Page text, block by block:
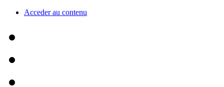
Acceder au contenu